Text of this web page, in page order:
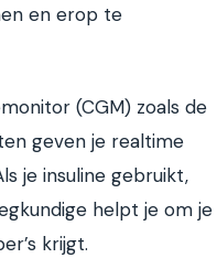
en erop te
(CGM) zoals de
geven je realtime
je insuline gebruikt,
helpt je om je
krijgt.